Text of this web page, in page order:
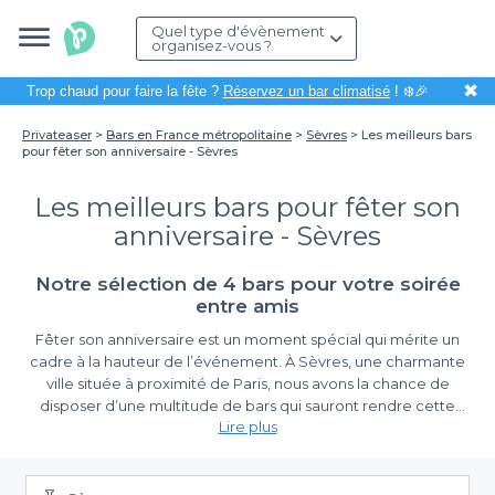
Quel type d'évènement
organisez-vous ?
Trop chaud pour faire la fête ? Réservez un bar climatisé! ❄️🎉 ✖
Privateaser Bars en France métropolitaine Sèvres
Les meilleurs bars
pour fêter son anniversaire - Sèvres
Les meilleurs bars pour fêter son
anniversaire - Sèvres
Notre sélection de 4 bars pour votre soirée
entre amis
Fêter son anniversaire est un moment spécial qui mérite un
cadre à la hauteur de l’événement. À Sèvres, une charmante
ville située à proximité de Paris, nous avons la chance de
disposer d’une multitude de bars qui sauront rendre cette
journée inoubliable. Que vous soyez à la recherche d'une
cocktails savoureux, Sèvres regorge d'options. Organiser votre
Simplifiez la réservation de votre anniversaire
Lire plus